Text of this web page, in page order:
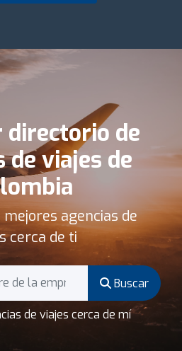
directorio de
de viajes de
agencias de
cerca de ti
Buscar
de viajes cerca de mí